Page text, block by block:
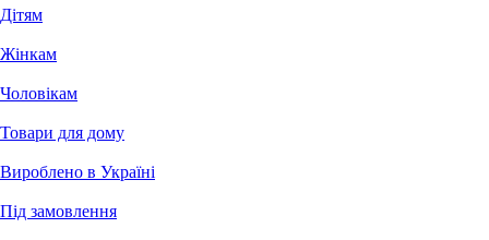
Дітям
Жінкам
Чоловікам
Товари для дому
Вироблено в Україні
Під замовлення